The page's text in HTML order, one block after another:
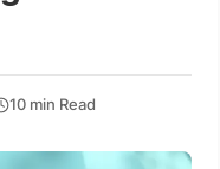
10 min Read